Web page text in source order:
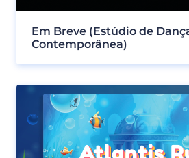
Em Breve (Estúdio de
Contemporânea)